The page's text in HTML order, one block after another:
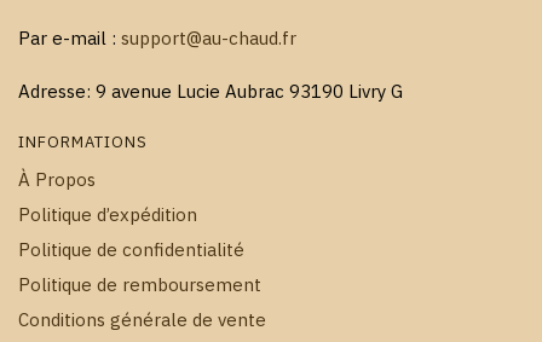
Par e-mail : support@au-chaud.fr
Adresse: 9 avenue Lucie Aubrac 93190 Livry G
INFORMATIONS
À Propos
Politique d’expédition
Politique de confidentialité
Politique de remboursement
Conditions générale de vente